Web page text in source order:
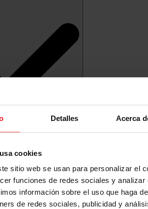
Detalles Acerca
cookies
sitio web se usan para personalizar el
funciones de redes sociales y analizar
información sobre el uso que haga
de redes sociales, publicidad y